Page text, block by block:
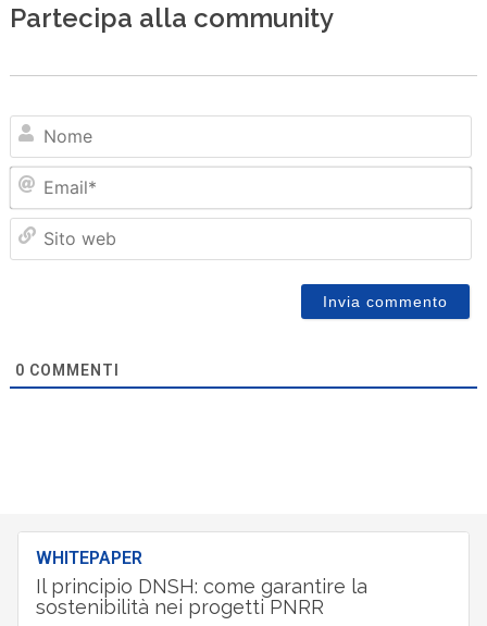
Partecipa alla community
0 COMMENTI
WHITEPAPER
Il principio DNSH: come garantire la
sostenibilità nei progetti PNRR